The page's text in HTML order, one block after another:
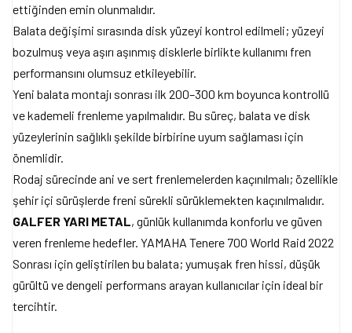
ettiğinden emin olunmalıdır.
Balata değişimi sırasında disk yüzeyi kontrol edilmeli; yüzeyi
bozulmuş veya aşırı aşınmış disklerle birlikte kullanımı fren
performansını olumsuz etkileyebilir.
Yeni balata montajı sonrası ilk 200–300 km boyunca kontrollü
ve kademeli frenleme yapılmalıdır. Bu süreç, balata ve disk
yüzeylerinin sağlıklı şekilde birbirine uyum sağlaması için
önemlidir.
Rodaj sürecinde ani ve sert frenlemelerden kaçınılmalı; özellikle
şehir içi sürüşlerde freni sürekli sürüklemekten kaçınılmalıdır.
GALFER YARI METAL, günlük kullanımda konforlu ve güven
veren frenleme hedefler. YAMAHA Tenere 700 World Raid 2022
Sonrası için geliştirilen bu balata; yumuşak fren hissi, düşük
gürültü ve dengeli performans arayan kullanıcılar için ideal bir
tercihtir.